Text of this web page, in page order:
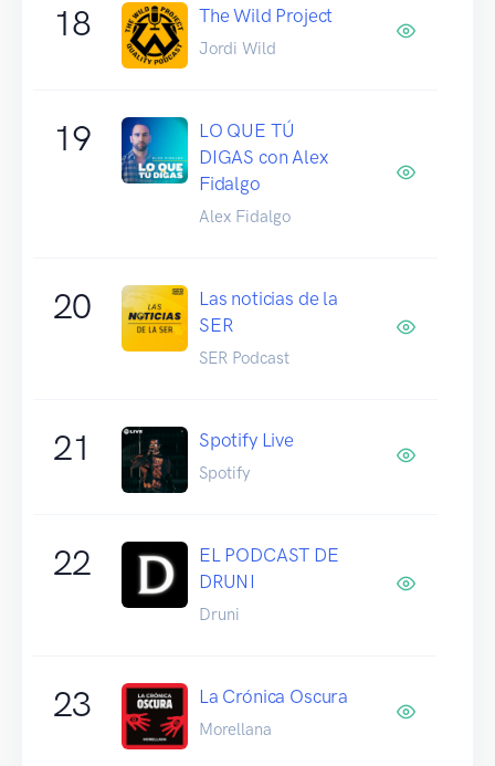
18 The Wild Project
Jordi Wild
19
LO QUE TÚ
DIGAS con Alex
Fidalgo
Alex Fidalgo
20
Las noticias de la
SER
SER Podcast
21 Spotify Live
Spotify
22
EL PODCAST DE
DRUNI
Druni
23 La Crónica Oscura
Morellana